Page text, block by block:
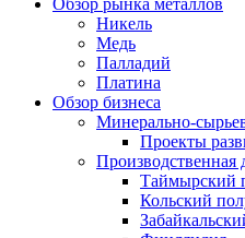
Обзор рынка металлов
Никель
Медь
Палладий
Платина
Обзор бизнеса
Минерально-
Проекты
Производственная
Таймырский
Кольский